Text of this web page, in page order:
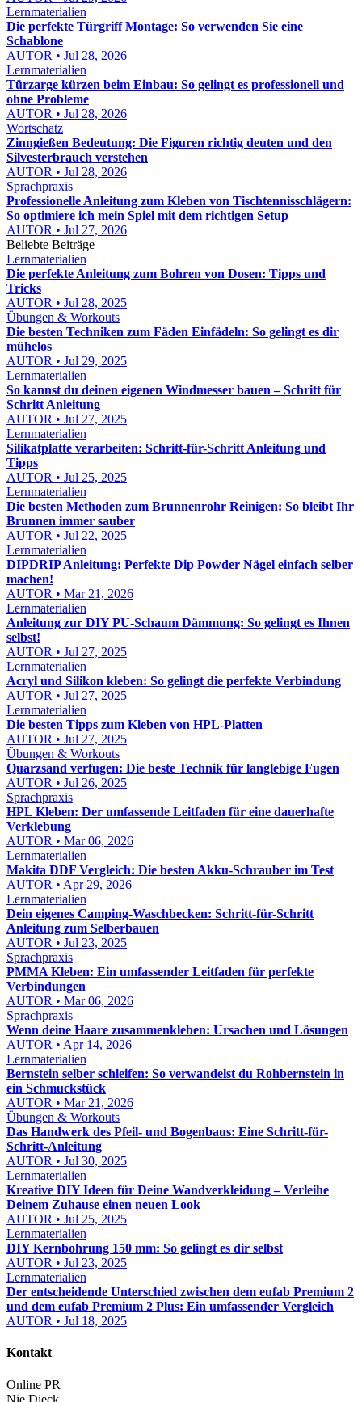
Lernmaterialien
Die perfekte Türgriff Montage: So verwenden Sie eine
Schablone
AUTOR • Jul 28, 2026
Lernmaterialien
Türzarge kürzen beim Einbau: So gelingt es professionell und
ohne Probleme
AUTOR • Jul 28, 2026
Wortschatz
Zinngießen Bedeutung: Die Figuren richtig deuten und den
Silvesterbrauch verstehen
AUTOR • Jul 28, 2026
Sprachpraxis
Professionelle Anleitung zum Kleben von Tischtennisschlägern:
So optimiere ich mein Spiel mit dem richtigen Setup
AUTOR • Jul 27, 2026
Beliebte Beiträge
Lernmaterialien
Die perfekte Anleitung zum Bohren von Dosen: Tipps und
Tricks
AUTOR • Jul 28, 2025
Übungen & Workouts
Die besten Techniken zum Fäden Einfädeln: So gelingt es dir
mühelos
AUTOR • Jul 29, 2025
Lernmaterialien
So kannst du deinen eigenen Windmesser bauen – Schritt für
Schritt Anleitung
AUTOR • Jul 27, 2025
Lernmaterialien
Silikatplatte verarbeiten: Schritt-für-Schritt Anleitung und
Tipps
AUTOR • Jul 25, 2025
Lernmaterialien
Die besten Methoden zum Brunnenrohr Reinigen: So bleibt Ihr
Brunnen immer sauber
AUTOR • Jul 22, 2025
Lernmaterialien
DIPDRIP Anleitung: Perfekte Dip Powder Nägel einfach selber
machen!
AUTOR • Mar 21, 2026
Lernmaterialien
Anleitung zur DIY PU-Schaum Dämmung: So gelingt es Ihnen
selbst!
AUTOR • Jul 27, 2025
Lernmaterialien
Acryl und Silikon kleben: So gelingt die perfekte Verbindung
AUTOR • Jul 27, 2025
Lernmaterialien
Die besten Tipps zum Kleben von HPL-Platten
AUTOR • Jul 27, 2025
Übungen & Workouts
Quarzsand verfugen: Die beste Technik für langlebige Fugen
AUTOR • Jul 26, 2025
Sprachpraxis
HPL Kleben: Der umfassende Leitfaden für eine dauerhafte
Verklebung
AUTOR • Mar 06, 2026
Lernmaterialien
Makita DDF Vergleich: Die besten Akku-Schrauber im Test
AUTOR • Apr 29, 2026
Lernmaterialien
Dein eigenes Camping-Waschbecken: Schritt-für-Schritt
Anleitung zum Selberbauen
AUTOR • Jul 23, 2025
Sprachpraxis
PMMA Kleben: Ein umfassender Leitfaden für perfekte
Verbindungen
AUTOR • Mar 06, 2026
Sprachpraxis
Wenn deine Haare zusammenkleben: Ursachen und Lösungen
AUTOR • Apr 14, 2026
Lernmaterialien
Bernstein selber schleifen: So verwandelst du Rohbernstein in
ein Schmuckstück
AUTOR • Mar 21, 2026
Übungen & Workouts
Das Handwerk des Pfeil- und Bogenbaus: Eine Schritt-für-
Schritt-Anleitung
AUTOR • Jul 30, 2025
Lernmaterialien
Kreative DIY Ideen für Deine Wandverkleidung – Verleihe
Deinem Zuhause einen neuen Look
AUTOR • Jul 25, 2025
Lernmaterialien
DIY Kernbohrung 150 mm: So gelingt es dir selbst
AUTOR • Jul 23, 2025
Lernmaterialien
Der entscheidende Unterschied zwischen dem eufab Premium 2
und dem eufab Premium 2 Plus: Ein umfassender Vergleich
AUTOR • Jul 18, 2025
Kontakt
Online PR
Nie Dieck